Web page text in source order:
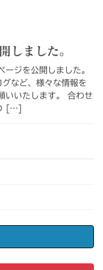
しました。
ジを公開しました。
など、様々な情報を
いいたします。 合わせ
[…]